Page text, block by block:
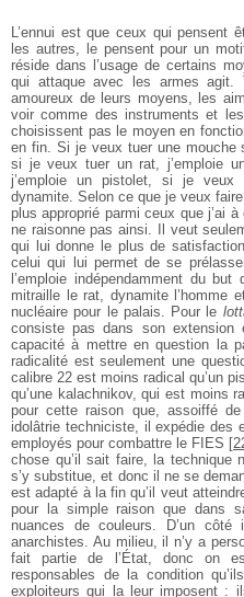
L’ennui est que ceux qui pensent
les autres, le pensent pour un
réside dans l’usage de certains
qui attaque avec les armes
amoureux de leurs moyens, les
voir comme des instruments et
choisissent pas le moyen en
en fin. Si je veux tuer une mouche
si je veux tuer un rat, j’emploie
j’emploie un pistolet, si je veux
dynamite. Selon ce que je veux
plus approprié parmi ceux que j’ai
ne raisonne pas ainsi. Il veut
qui lui donne le plus de
celui qui lui permet de se
l’emploie indépendamment du
mitraille le rat, dynamite l’homme
nucléaire pour le palais. Pour le
consiste pas dans son extension
capacité à mettre en question la
radicalité est seulement une
calibre 22 est moins radical qu’un
qu’une kalachnikov, qui est moins
pour cette raison que, assoiffé
idolâtrie techniciste, il expédie des
employés pour combattre le FIES [
chose qu’il sait faire, la technique
s’y substitue, et donc il ne se
est adapté à la fin qu’il veut
pour la simple raison que dans
nuances de couleurs. D’un
anarchistes. Au milieu, il n’y a
fait partie de l’État, donc on
responsables de la condition
exploiteurs qui la leur imposent :